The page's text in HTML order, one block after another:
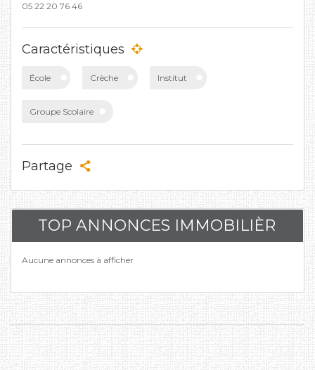
05 22 20 76 46
Caractéristiques
École Crèche Institut
Groupe Scolaire
Partage
TOP ANNONCES IMMOBILIÈR
Aucune annonces à afficher